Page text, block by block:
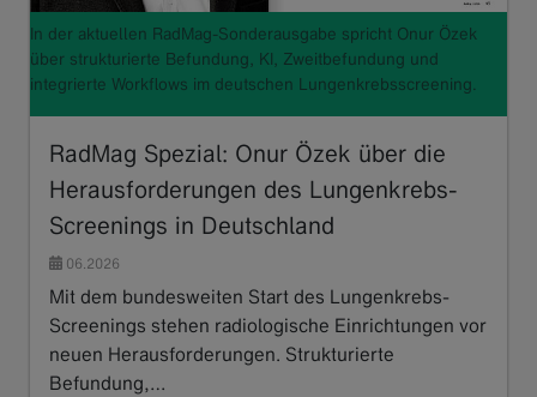
In der aktuellen RadMag-Sonderausgabe spricht Onur Özek
über strukturierte Befundung, KI, Zweitbefundung und
integrierte Workflows im deutschen Lungenkrebsscreening.
RadMag Spezial: Onur Özek über die
Herausforderungen des Lungenkrebs-
Screenings in Deutschland
06.2026
Mit dem bundesweiten Start des Lungenkrebs-
Screenings stehen radiologische Einrichtungen vor
neuen Herausforderungen. Strukturierte
Befundung,…